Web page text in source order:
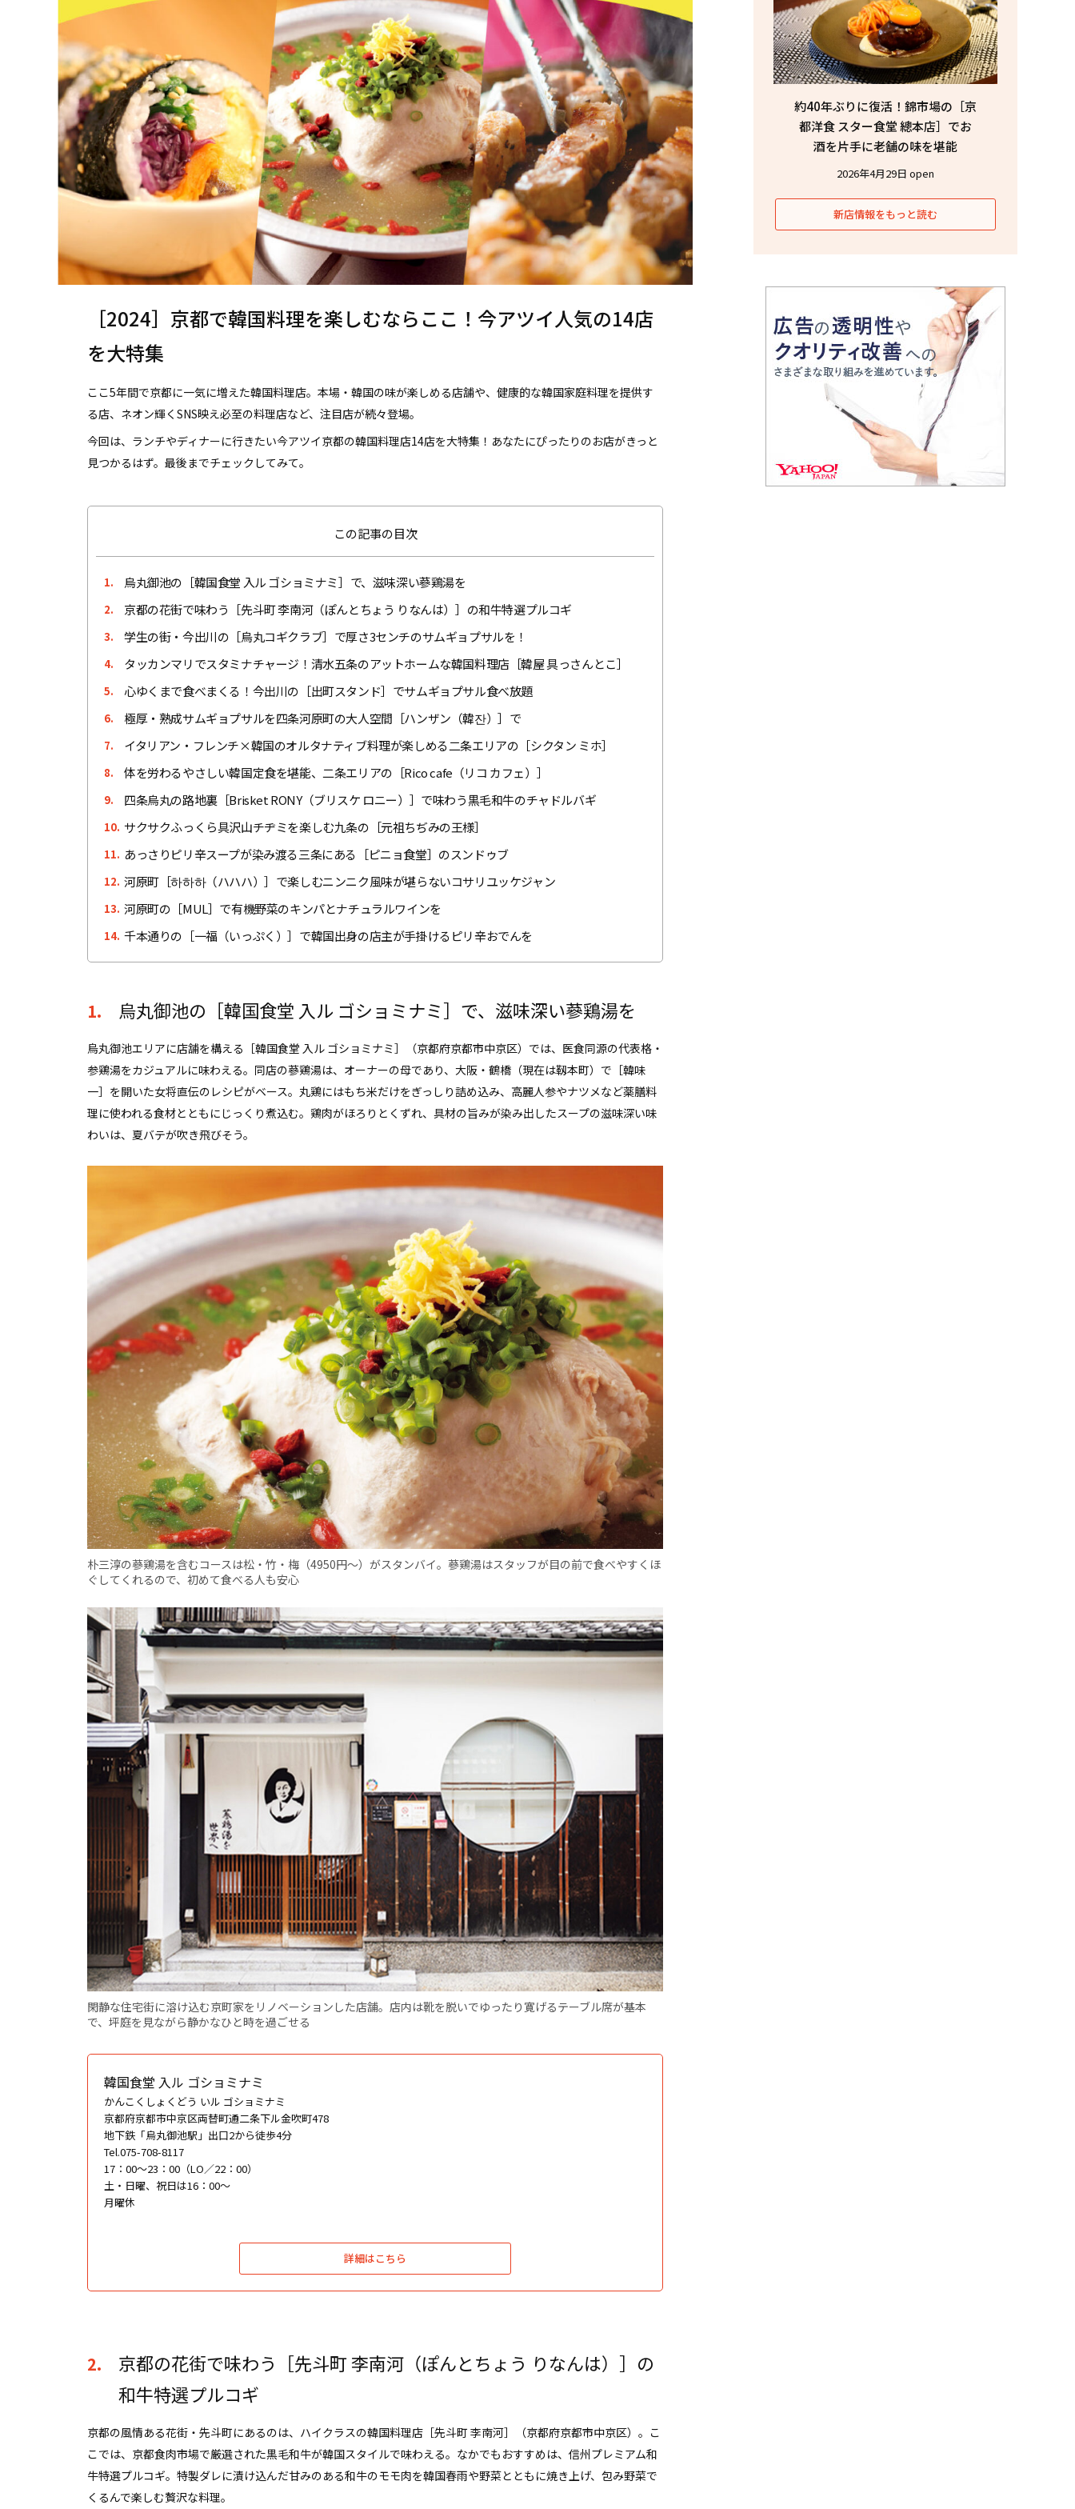
［2024］京都で韓国料理を楽しむならここ！今アツイ人気の14店
を大特集
ここ5年間で京都に一気に増えた韓国料理店。本場・韓国の味が楽しめる店舗や、健康的な韓国家庭料理を提供す
る店、ネオン輝くSNS映え必至の料理店など、注目店が続々登場。
今回は、ランチやディナーに行きたい今アツイ京都の韓国料理店14店を大特集！あなたにぴったりのお店がきっと
見つかるはず。最後までチェックしてみて。
この記事の目次
1. 烏丸御池の［韓国食堂 入ル ゴショミナミ］で、滋味深い蔘鶏湯を
2. 京都の花街で味わう［先斗町 李南河（ぽんとちょう りなんは）］の和牛特選プルコギ
3. 学生の街・今出川の［烏丸コギクラブ］で厚さ3センチのサムギョプサルを！
4. タッカンマリでスタミナチャージ！清水五条のアットホームな韓国料理店［韓屋 具っさんとこ］
5. 心ゆくまで食べまくる！今出川の［出町スタンド］でサムギョプサル食べ放題
6. 極厚・熟成サムギョプサルを四条河原町の大人空間［ハンザン（韓잔）］で
7. イタリアン・フレンチ×韓国のオルタナティブ料理が楽しめる二条エリアの［シクタン ミホ］
8. 体を労わるやさしい韓国定食を堪能、二条エリアの［Rico cafe（リコ カフェ）］
9. 四条烏丸の路地裏［Brisket RONY（ブリスケ ロニー）］で味わう黒毛和牛のチャドルバギ
10. サクサクふっくら具沢山チヂミを楽しむ九条の［元祖ちぢみの王様］
11. あっさりピリ辛スープが染み渡る三条にある［ピニョ食堂］のスンドゥブ
12. 河原町［하하하（ハハハ）］で楽しむニンニク風味が堪らないコサリユッケジャン
13. 河原町の［MUL］で有機野菜のキンパとナチュラルワインを
14. 千本通りの［一福（いっぷく）］で韓国出身の店主が手掛けるピリ辛おでんを
1. 烏丸御池の［韓国食堂 入ル ゴショミナミ］で、滋味深い蔘鶏湯を
烏丸御池エリアに店舗を構える［韓国食堂 入ル ゴショミナミ］（京都府京都市中京区）では、医食同源の代表格・
参鶏湯をカジュアルに味わえる。同店の蔘鶏湯は、オーナーの母であり、大阪・鶴橋（現在は靱本町）で［韓味
一］を開いた女将直伝のレシピがベース。丸鶏にはもち米だけをぎっしり詰め込み、高麗人参やナツメなど薬膳料
理に使われる食材とともにじっくり煮込む。鶏肉がほろりとくずれ、具材の旨みが染み出したスープの滋味深い味
わいは、夏バテが吹き飛びそう。
朴三淳の蔘鶏湯を含むコースは松・竹・梅（4950円〜）がスタンバイ。蔘鶏湯はスタッフが目の前で食べやすくほ
ぐしてくれるので、初めて食べる人も安心
閑静な住宅街に溶け込む京町家をリノベーションした店舗。店内は靴を脱いでゆったり寛げるテーブル席が基本
で、坪庭を見ながら静かなひと時を過ごせる
韓国食堂 入ル ゴショミナミ
かんこくしょくどう いル ゴショミナミ
京都府京都市中京区両替町通二条下ル金吹町478
地下鉄「烏丸御池駅」出口2から徒歩4分
Tel.075-708-8117
17：00～23：00（LO／22：00）
土・日曜、祝日は16：00〜
月曜休
詳細はこちら
2.
京都の花街で味わう［先斗町 李南河（ぽんとちょう りなんは）］の
和牛特選プルコギ
京都の風情ある花街・先斗町にあるのは、ハイクラスの韓国料理店［先斗町 李南河］（京都府京都市中京区）。こ
こでは、京都食肉市場で厳選された黒毛和牛が韓国スタイルで味わえる。なかでもおすすめは、信州プレミアム和
牛特選プルコギ。特製ダレに漬け込んだ甘みのある和牛のモモ肉を韓国春雨や野菜とともに焼き上げ、包み野菜で
くるんで楽しむ贅沢な料理。
約40年ぶりに復活！錦市場の［京
都洋食 スター食堂 總本店］でお
酒を片手に老舗の味を堪能
2026年4月29日 open
新店情報をもっと読む